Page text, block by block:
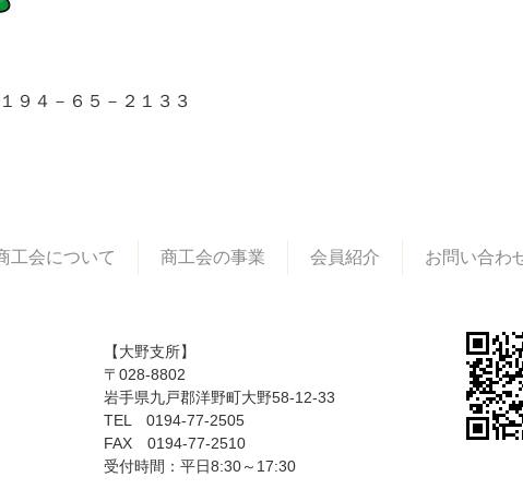
４－６５－２１３３
工会について 商工会の事業 会員紹介 お問い合わ
【大野支所】
〒028-8802
岩手県九戸郡洋野町大野58-12-33
TEL 0194-77-2505
FAX 0194-77-2510
受付時間：平日8:30～17:30